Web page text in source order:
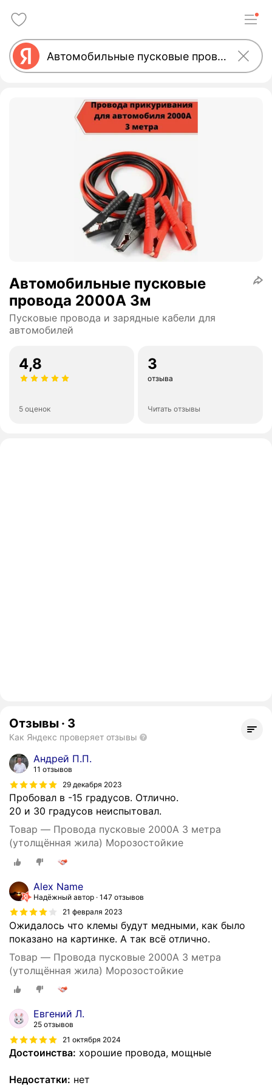
Автомобильные пусковые
провода 2000А 3м
Пусковые провода и зарядные кабели для
автомобилей
4,8
5 оценок
3
отзыва
Читать отзывы
Отзывы · 3
Как Яндекс проверяет отзывы
Андрей П.П.
11 отзывов
29 декабря 2023
Пробовал в -15 градусов. Отлично.
20 и 30 градусов неиспытовал.
Товар — Провода пусковые 2000А 3 метра
(утолщённая жила) Морозостойкие
Alex Name
Надёжный автор 147 отзывов
21 февраля 2023
Ожидалось что клемы будут медными, как было
показано на картинке. А так всё отлично.
Товар — Провода пусковые 2000А 3 метра
(утолщённая жила) Морозостойкие
Евгений Л.
25 отзывов
21 октября 2024
Достоинства: хорошие провода, мощные
Недостатки: нет